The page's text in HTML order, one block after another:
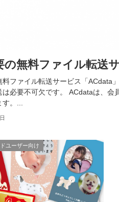
の無料ファイル転送
料ファイル転送サービス「ACdata
は必要不可欠です。 ACdataは、
。...
ユーザー向け